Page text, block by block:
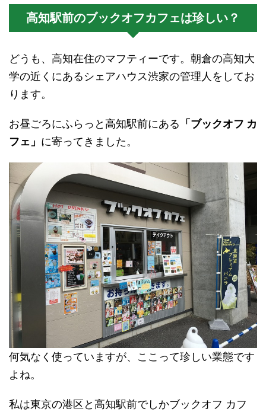
高知駅前のブックオフカフェは珍しい？
どうも、高知在住のマフティーです。朝倉の高知大
学の近くにあるシェアハウス渋家の管理人をしてお
ります。
お昼ごろにふらっと高知駅前にある 「ブックオフ カ
フェ」 に寄ってきました。
何気なく使っていますが、ここって珍しい業態です
よね。
私は東京の港区と高知駅前でしかブックオフ カフ